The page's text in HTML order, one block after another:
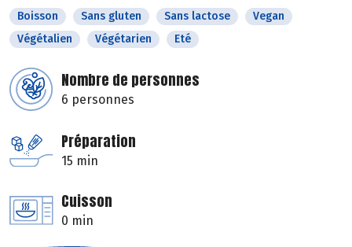
Boisson Sans gluten Sans lactose
Vegan
Végétalien
Végétarien Eté
Nombre de personnes
6 personnes
Préparation
15 min
Cuisson
0 min